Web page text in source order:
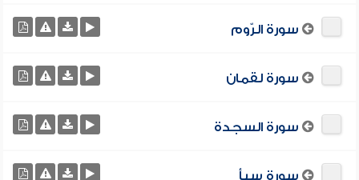
سورة الرّوم
سورة لقمان
سورة السجدة
سورة سبأ